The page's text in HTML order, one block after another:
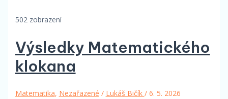
502 zobrazení
Výsledky Matematického
klokana
Matematika, Nezařazené / Lukáš Bičík / 6. 5. 2026